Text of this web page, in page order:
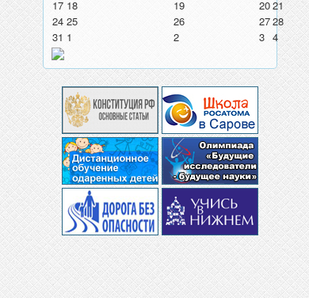
17 18 19 2021
24 25 26 2728
31 1 2 3 4